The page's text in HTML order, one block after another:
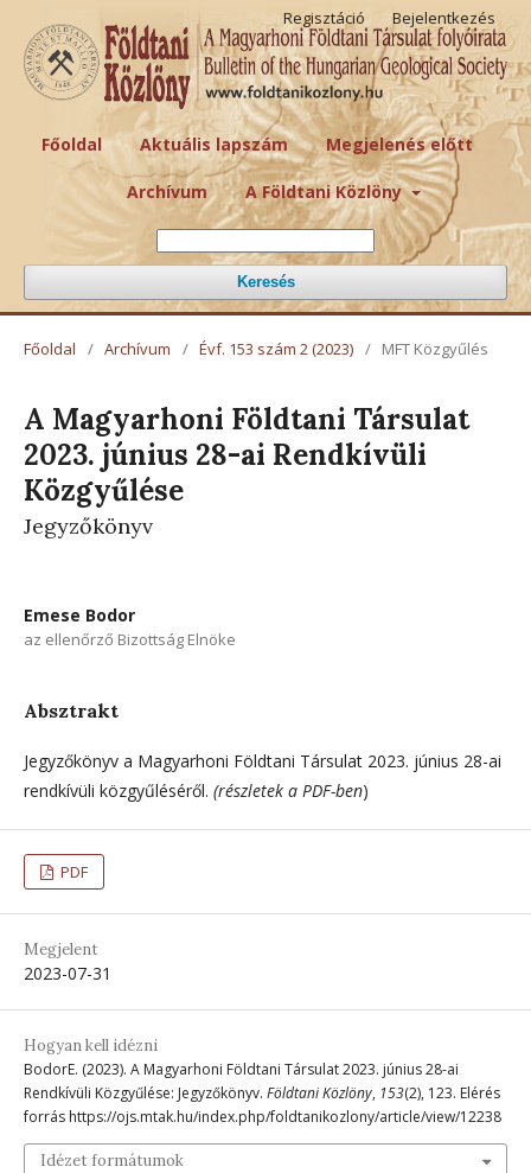
Főoldal Aktuális lapszám Megjelenés előtt
Archívum A Földtani Közlöny
Keresés
Regisztáció Bejelentkezés
Főoldal / Archívum / Évf. 153 szám 2 (2023) / MFT Közgyűlés
A Magyarhoni Földtani Társulat
2023. június 28-ai Rendkívüli
Közgyűlése
Jegyzőkönyv
Emese Bodor
az ellenőrző Bizottság Elnöke
Absztrakt
Jegyzőkönyv a Magyarhoni Földtani Társulat 2023. június 28-ai
rendkívüli közgyűléséről. (részletek a PDF-ben)
PDF
Megjelent
2023-07-31
Hogyan kell idézni
BodorE. (2023). A Magyarhoni Földtani Társulat 2023. június 28-ai
Rendkívüli Közgyűlése: Jegyzőkönyv. Földtani Közlöny, 153(2), 123. Elérés
forrás https://ojs.mtak.hu/index.php/foldtanikozlony/article/view/12238
Idézet formátumok